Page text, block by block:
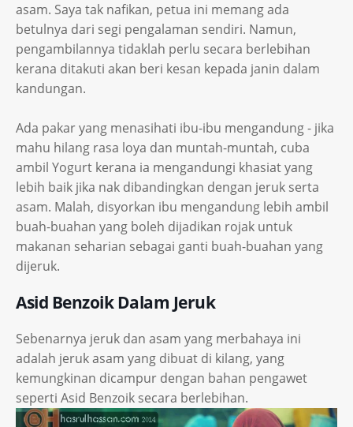
asam. Saya tak nafikan, petua ini memang ada
betulnya dari segi pengalaman sendiri. Namun,
pengambilannya tidaklah perlu secara berlebihan
kerana ditakuti akan beri kesan kepada janin dalam
kandungan.
Ada pakar yang menasihati ibu-ibu mengandung - jika
mahu hilang rasa loya dan muntah-muntah, cuba
ambil Yogurt kerana ia mengandungi khasiat yang
lebih baik jika nak dibandingkan dengan jeruk serta
asam. Malah, disyorkan ibu mengandung lebih ambil
buah-buahan yang boleh dijadikan rojak untuk
makanan seharian sebagai ganti buah-buahan yang
dijeruk.
Asid Benzoik Dalam Jeruk
Sebenarnya jeruk dan asam yang merbahaya ini
adalah jeruk asam yang dibuat di kilang, yang
kemungkinan dicampur dengan bahan pengawet
seperti Asid Benzoik secara berlebihan.